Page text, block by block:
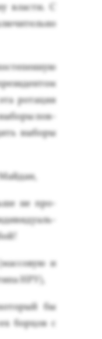
влас­ти. С
ро­тация
пов­
вы­боры
не про­
и
НРУ),
бы
бор­цов с